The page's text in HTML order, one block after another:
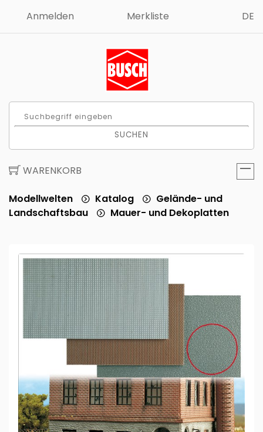
Anmelden Merkliste DE
SUCHEN
WARENKORB
Modellwelten Katalog
Gelände- und
Landschaftsbau
Mauer- und Dekoplatten